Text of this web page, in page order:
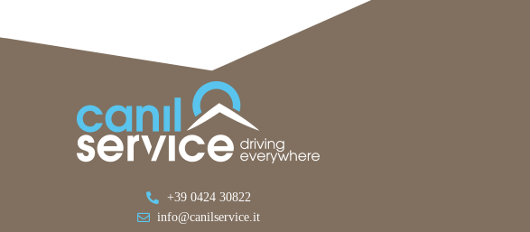
+39 0424 30822
info@canilservice.it